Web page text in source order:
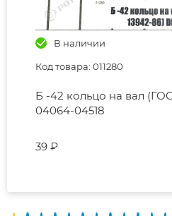
В наличии
Код товара: 011280
Б -42 кольцо на вал
04064-04518
39 ₽